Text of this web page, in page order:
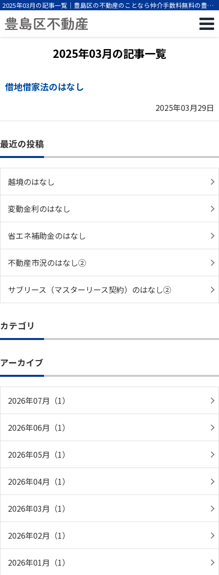
2025年03月の記事一覧｜豊島区の不動産のことなら仲介手数料無料の豊島
区不動産
2025年03月の記事一覧
借地借家法のはなし
2025年03月29日
最近の投稿
越境のはなし
変動金利のはなし
省エネ補助金のはなし
不動産市況のはなし②
サブリース（マスターリース契約）のはなし②
カテゴリ
アーカイブ
2026年07月（1）
2026年06月（1）
2026年05月（1）
2026年04月（1）
2026年03月（1）
2026年02月（1）
2026年01月（1）